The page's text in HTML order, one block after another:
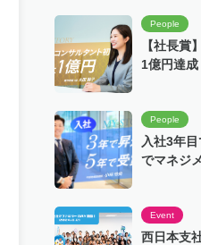
People
【社長賞
1億円達
People
入社3年
でマネジ
Event
西日本支